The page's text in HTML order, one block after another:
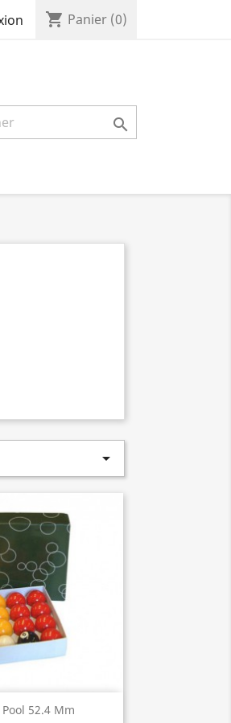
shopping_cart Panier (0)


52.4 Mm
rapide